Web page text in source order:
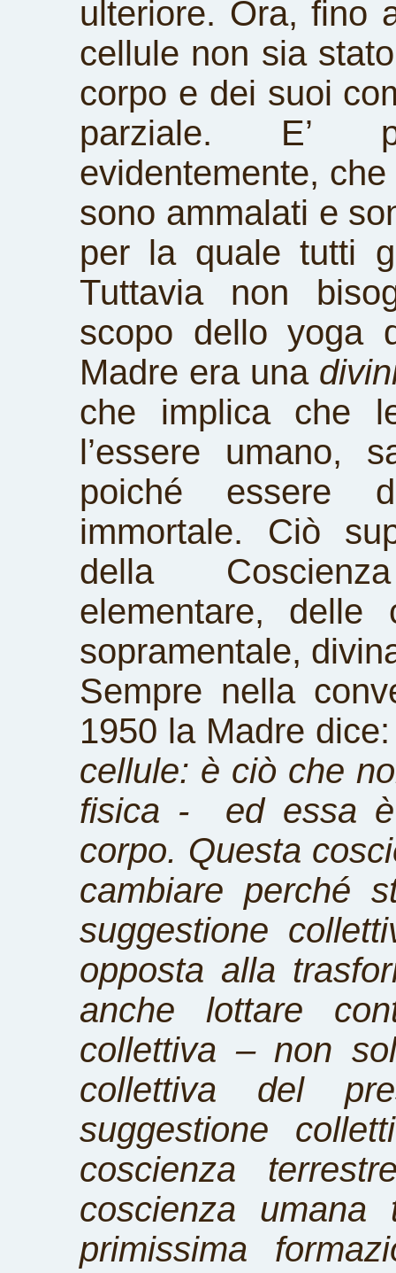
ulteriore. Ora, fino
cellule non sia
corpo e dei suoi
parziale. E’
evidentemente,
sono ammalati e
per la quale tutti
Tuttavia non
scopo dello yoga
Madre era una
che implica che
l’essere umano,
poiché essere
immortale. Ciò
della
elementare, delle
sopramentale,
Sempre nella
1950 la Madre
cellule: è ciò che
fisica - ed essa è
corpo. Questa
cambiare perché
suggestione
opposta alla
anche lottare
collettiva – non
collettiva del
suggestione
coscienza
coscienza
primissima